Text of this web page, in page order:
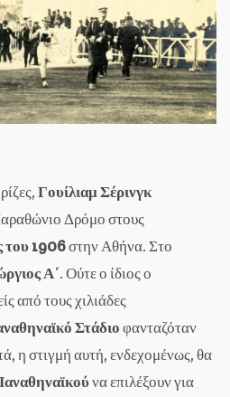
Γουίλιαμ Σέρινγκ
Δρόμο στους
του 1906στην Αθήνα. Στο
Α΄. Ούτε ο ίδιος ο
από τους χιλιάδες
Στάδιοφανταζόταν
η στιγμή αυτή, ενδεχομένως, θα
να επιλέξουν για